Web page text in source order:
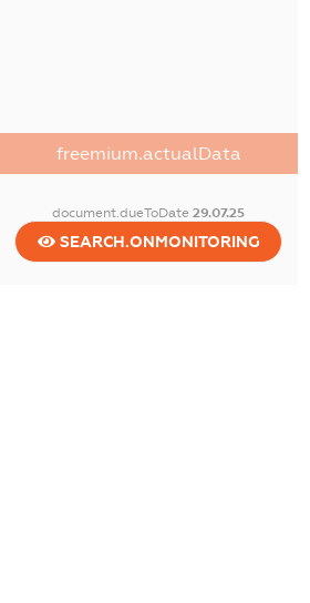
freemium.actualData
document.dueToDate29.07.25
SEARCH.ONMONITORING